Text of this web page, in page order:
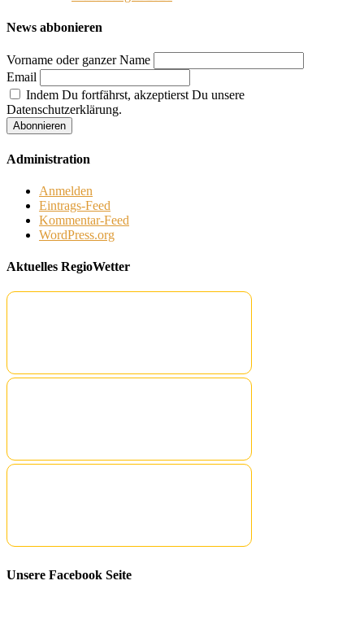
News abbonieren
Vorname oder ganzer Name
Email
Indem Du fortfährst, akzeptierst Du unsere
Datenschutzerklärung.
Administration
Anmelden
Eintrags-Feed
Kommentar-Feed
WordPress.org
Aktuelles RegioWetter
Unsere Facebook Seite